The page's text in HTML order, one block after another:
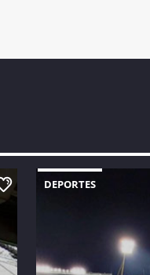
DEPORTES